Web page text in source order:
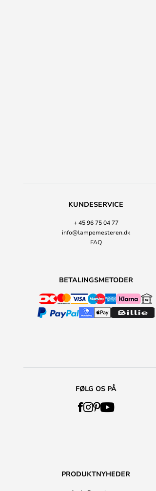
KUNDESERVICE
+ 45 96 75 04 77
info@lampemesteren.dk
FAQ
BETALINGSMETODER
FØLG OS PÅ
PRODUKTNYHEDER